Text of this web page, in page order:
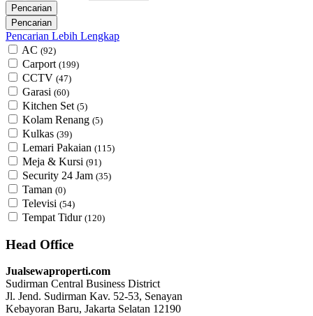
Pencarian Lebih Lengkap
AC (92)
Carport (199)
CCTV (47)
Garasi (60)
Kitchen Set (5)
Kolam Renang (5)
Kulkas (39)
Lemari Pakaian (115)
Meja & Kursi (91)
Security 24 Jam (35)
Taman (0)
Televisi (54)
Tempat Tidur (120)
Head Office
Jualsewaproperti.com
Sudirman Central Business District
Jl. Jend. Sudirman Kav. 52-53, Senayan
Kebayoran Baru, Jakarta Selatan 12190